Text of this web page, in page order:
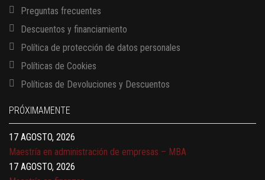
Preguntas frecuentes
Descuentos y financiamiento
Política de protección de datos personales
Políticas de Cookies
Políticas de Devoluciones y Descuentos
PRÓXIMAMENTE
13 AGOSTO, 2026
17 AGOSTO, 2026
Gerencia de empresas familiares
17 AGOSTO, 2026
Maestría en administración de empresas – MBA
17 AGOSTO, 2026